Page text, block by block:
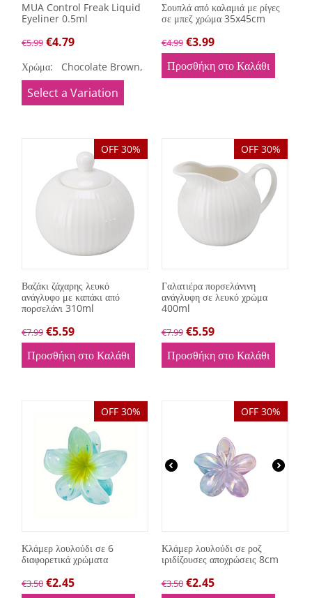
MUA Control Freak Liquid
Eyeliner 0.5ml
€5.99 €4.79
Χρώμα: Chocolate Brown, Jet Black
Select a Variation
Σουπλά από καλαμιά με ρίγες
σε μπεζ χρώμα 35x45cm
€4.99 €3.99
Προσθήκη στο Καλάθι
OFF 30%
Βαζάκι ζάχαρης λευκό
ανάγλυφο με καπάκι από
πορσελάνι 310ml
€7.99 €5.59
Προσθήκη στο Καλάθι
OFF 30%
Γαλατιέρα πορσελάνινη
ανάγλυφη σε λευκό χρώμα
400ml
€7.99 €5.59
Προσθήκη στο Καλάθι
OFF 30%
Κλάμερ λουλούδι σε 6
διαφορετικά χρώματα
€3.50 €2.45
OFF 30%
Κλάμερ λουλούδι σε ροζ
ιριδίζουσες αποχρώσεις 8cm
€3.50 €2.45